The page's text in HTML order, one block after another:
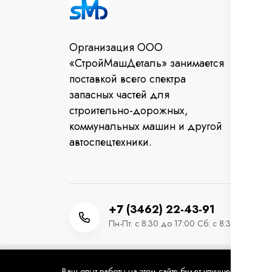
Организация ООО
«СтройМашДеталь» занимается
поставкой всего спектра
запасных частей для
строительно-дорожных,
коммунальных машин и другой
автоспецтехники.
+7 (3462) 22-43-91
Пн-Пт: с 8:30 до 17:00 Сб: с 8:30 до 12:00